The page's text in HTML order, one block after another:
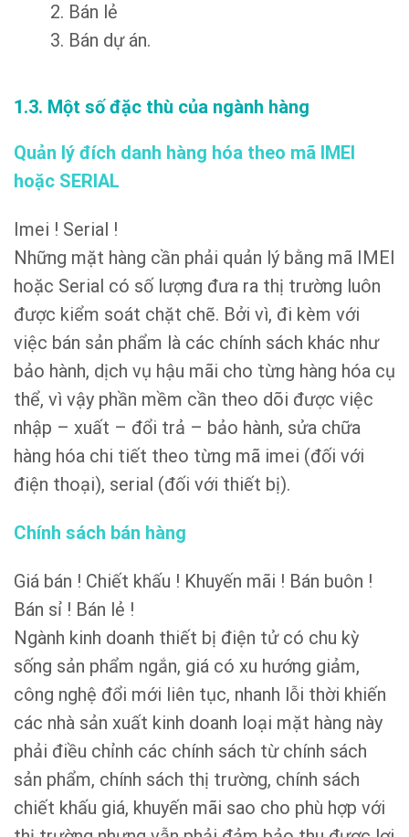
2. Bán lẻ
3. Bán dự án.
1.3. Một số đặc thù của ngành hàng
Quản lý đích danh hàng hóa theo mã IMEI
hoặc SERIAL
Imei ! Serial !
Những mặt hàng cần phải quản lý bằng mã IMEI
hoặc Serial có số lượng đưa ra thị trường luôn
được kiểm soát chặt chẽ. Bởi vì, đi kèm với
việc bán sản phẩm là các chính sách khác như
bảo hành, dịch vụ hậu mãi cho từng hàng hóa cụ
thể, vì vậy phần mềm cần theo dõi được việc
nhập – xuất – đổi trả – bảo hành, sửa chữa
hàng hóa chi tiết theo từng mã imei (đối với
điện thoại), serial (đối với thiết bị).
Chính sách bán hàng
Giá bán ! Chiết khấu ! Khuyến mãi ! Bán buôn !
Bán sỉ ! Bán lẻ !
Ngành kinh doanh thiết bị điện tử có chu kỳ
sống sản phẩm ngắn, giá có xu hướng giảm,
công nghệ đổi mới liên tục, nhanh lỗi thời khiến
các nhà sản xuất kinh doanh loại mặt hàng này
phải điều chỉnh các chính sách từ chính sách
sản phẩm, chính sách thị trường, chính sách
chiết khấu giá, khuyến mãi sao cho phù hợp với